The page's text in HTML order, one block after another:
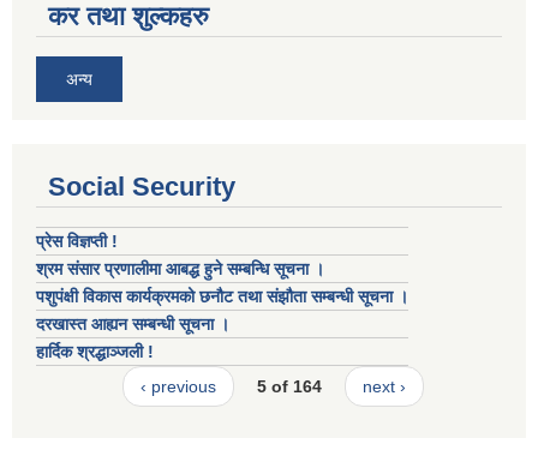
कर तथा शुल्कहरु
अन्य
Social Security
प्रेस विज्ञप्ती !
श्रम संसार प्रणालीमा आबद्ध हुने सम्बन्धि सूचना ।
पशुपंक्षी विकास कार्यक्रमको छनौट तथा संझौता सम्बन्धी सूचना ।
दरखास्त आह्यन सम्बन्धी सूचना ।
हार्दिक श्रद्धाञ्जली !
‹ previous
5 of 164 next ›